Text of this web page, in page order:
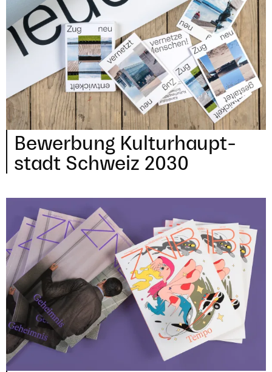
Bewer­bung Kul­tur­haupt­
stadt Schweiz 2030